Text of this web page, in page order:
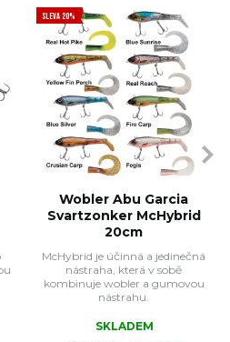
SLEVA 20%
Wobler Abu Garcia
Svartzonker McHybrid
20cm
McHybrid je účinná a jedinečná
nástraha, která v sobě
kombinuje wobler a gumovou
nástrahu.
SKLADEM